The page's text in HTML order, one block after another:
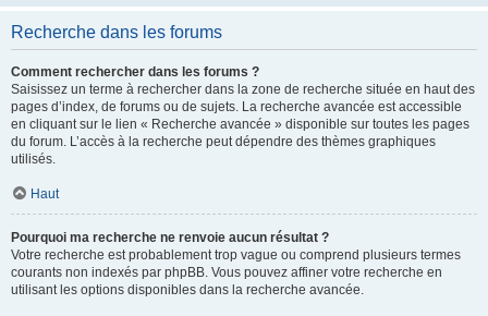
Recherche dans les forums
Comment rechercher dans les forums ?
Saisissez un terme à rechercher dans la zone de recherche située en haut des
pages d’index, de forums ou de sujets. La recherche avancée est accessible
en cliquant sur le lien « Recherche avancée » disponible sur toutes les pages
du forum. L’accès à la recherche peut dépendre des thèmes graphiques
utilisés.
Haut
Pourquoi ma recherche ne renvoie aucun résultat ?
Votre recherche est probablement trop vague ou comprend plusieurs termes
courants non indexés par phpBB. Vous pouvez affiner votre recherche en
utilisant les options disponibles dans la recherche avancée.